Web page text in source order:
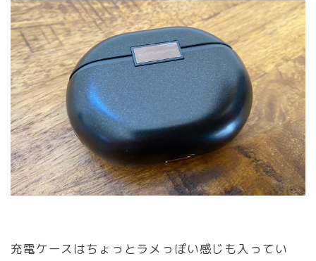
充電ケースはちょっとラメっぽい感じも入ってい